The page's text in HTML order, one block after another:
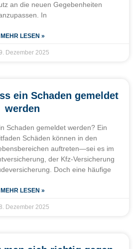
an die neuen Gegebenheiten
In
MEHR LESEN »
Dezember 2025
ein Schaden gemeldet
werden
Schaden gemeldet werden? Ein
Schäden können in den
auftreten—sei es im
der Kfz-Versicherung
Doch eine häufige
MEHR LESEN »
Dezember 2025